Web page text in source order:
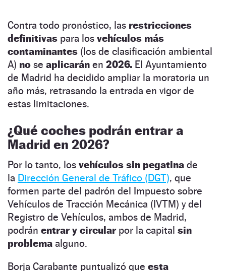
Contra todo pronóstico, las restricciones
definitivas para los vehículos más
contaminantes (los de clasificación ambiental
A) no se aplicarán en 2026. El Ayuntamiento
de Madrid ha decidido ampliar la moratoria un
año más, retrasando la entrada en vigor de
estas limitaciones.
¿Qué coches podrán entrar a
Madrid en 2026?
Por lo tanto, los vehículos sin pegatina de
la Dirección General de Tráfico (DGT), que
formen parte del padrón del Impuesto sobre
Vehículos de Tracción Mecánica (IVTM) y del
Registro de Vehículos, ambos de Madrid,
podrán entrar y circularpor la capital sin
problema alguno.
Borja Carabante puntualizó que esta